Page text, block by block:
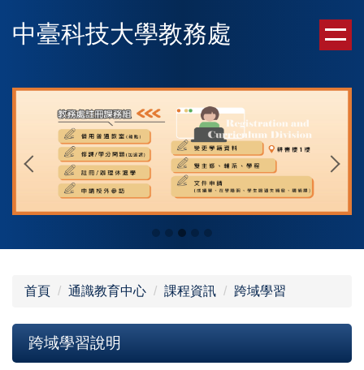
到
內
中臺科技大學教務處
首頁 通識教育中心 課程資訊 跨域學習
跨域學習說明